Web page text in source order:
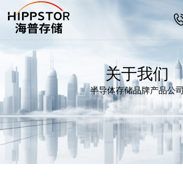
关于我们
半导体存储品牌产品公司